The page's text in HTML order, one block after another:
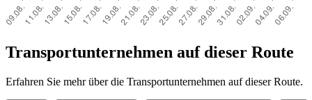
Transportunternehmen auf dieser Route
Erfahren Sie mehr über die Transportunternehmen auf dieser Route.